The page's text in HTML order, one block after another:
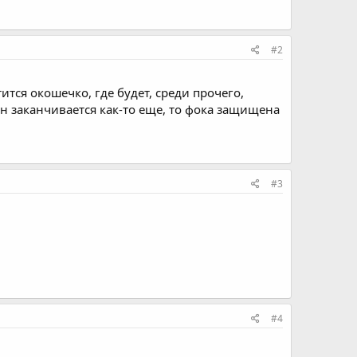
#2
окошечко, где будет, среди прочего,
заканчивается как-то еще, то фока защищена
#3
#4